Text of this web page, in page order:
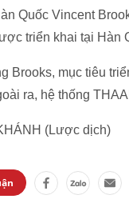
Quốc Vincent
triển khai tại Hàn
Brooks, mục tiêu
ra, hệ thống
(Lược dịch)